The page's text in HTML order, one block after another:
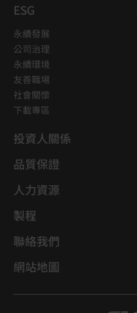
ESG
永續發展
公司治理
永續環境
友善職場
社會關懷
下載專區
投資人關係
品質保證
人力資源
製程
聯絡我們
網站地圖